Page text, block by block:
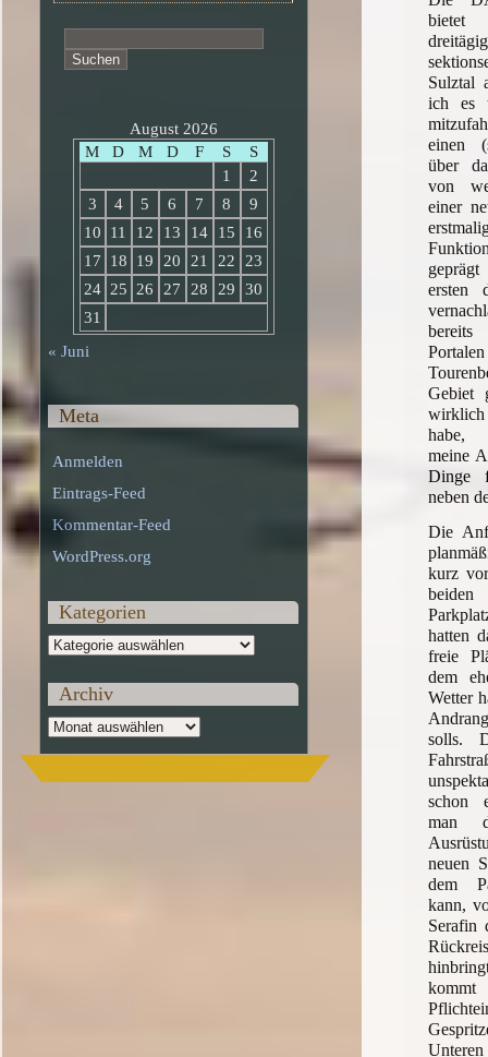
bietet
Sulztal
ich es
einen
über
von
einer
ersten
bereits
Gebiet
habe,
meine
Dinge
neben
Die
kurz
hatten
freie
dem
Wetter
solls.
schon
man
neuen
dem
kann,
Serafin
nach:
August 2026
M
D M D F S
S
1
2
3
4 5 6 7 8
9
10
11 12 13 14 15
16
17
18 19 20 21 22
23
24 25 26 27 28 29
30
31
« Juni
Meta
Anmelden
Eintrags-Feed
Kommentar-Feed
WordPress.org
Kategorien
Kategorien
Archiv
Archiv